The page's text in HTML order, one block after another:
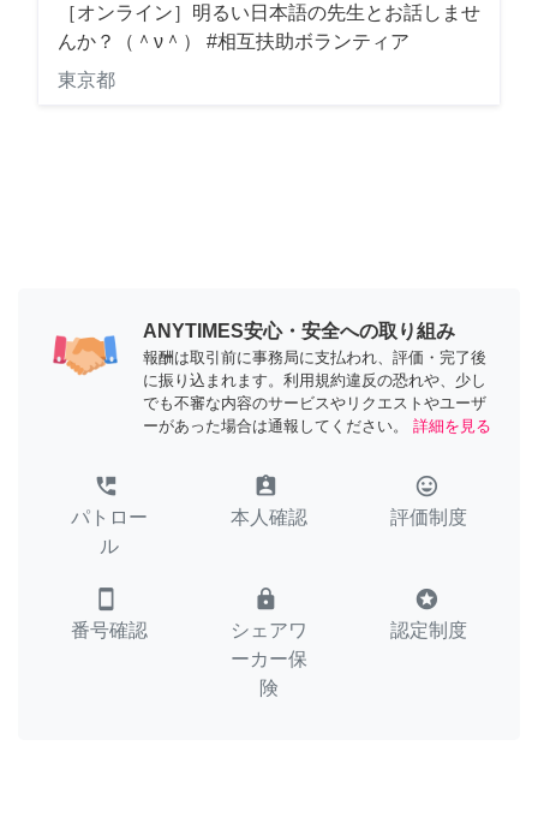
［オンライン］明るい日本語の先生とお話しませ
んか？（＾ν＾） #相互扶助ボランティア
東京都
ANYTIMES安心・安全への取り組み
報酬は取引前に事務局に支払われ、評価・完了後
に振り込まれます。利用規約違反の恐れや、少し
でも不審な内容のサービスやリクエストやユーザ
ーがあった場合は通報してください。
詳細を見る
perm_phone_msg
パトロー
ル
assignment_ind
本人確認
tag_faces
評価制度
smartphone
番号確認
lock
シェアワ
ーカー保
険
stars
認定制度